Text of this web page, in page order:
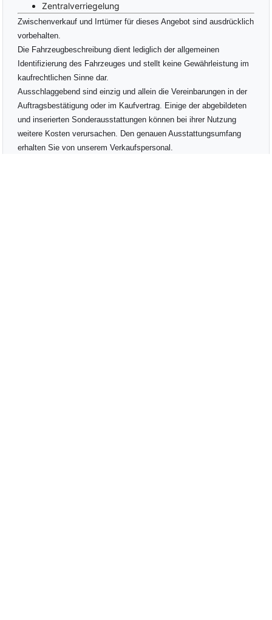
Zentralverriegelung
Zwischenverkauf und Irrtümer für dieses Angebot sind ausdrücklich
vorbehalten.
Die Fahrzeugbeschreibung dient lediglich der allgemeinen
Identifizierung des Fahrzeuges und stellt keine Gewährleistung im
kaufrechtlichen Sinne dar.
Ausschlaggebend sind einzig und allein die Vereinbarungen in der
Auftragsbestätigung oder im Kaufvertrag. Einige der abgebildeten
und inserierten Sonderausstattungen können bei ihrer Nutzung
weitere Kosten verursachen. Den genauen Ausstattungsumfang
erhalten Sie von unserem Verkaufspersonal.